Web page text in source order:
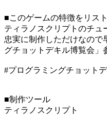
■このゲームの特徴をリス
ティラノスクリプトのチュ
忠実に制作しただけなので
グチョットデキル博覧会」
#プログラミングチョット
■制作ツール
ティラノスクリプト